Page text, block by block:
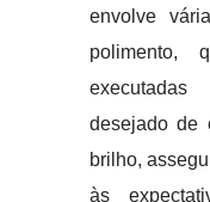
envolve
polimento,
desejado de
brilho,
às